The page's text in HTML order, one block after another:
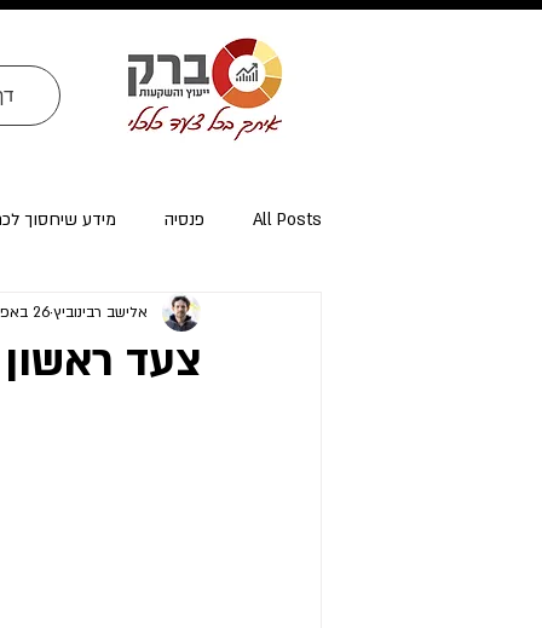
All Posts פנסיה מידע שיחסוך
ייעוץ פרישה ומיסוי פרישה אזרחי
צעד
אלישב רבינוביץ26 באפר׳ 2022